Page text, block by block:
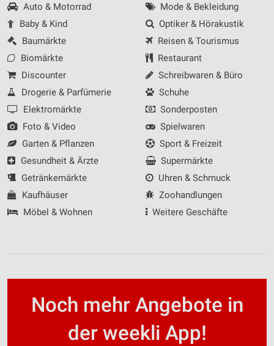
Auto & Motorrad
Baby & Kind
Baumärkte
Biomärkte
Discounter
Drogerie & Parfümerie
Elektromärkte
Foto & Video
Garten & Pflanzen
Gesundheit & Ärzte
Getränkemärkte
Kaufhäuser
Möbel & Wohnen
Mode & Bekleidung
Optiker & Hörakustik
Reisen & Tourismus
Restaurant
Schreibwaren & Büro
Schuhe
Sonderposten
Spielwaren
Sport & Freizeit
Supermärkte
Uhren & Schmuck
Zoohandlungen
Weitere Geschäfte
Noch mehr Angebote in
der weekli App!